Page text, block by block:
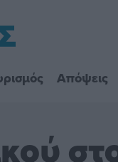
Απόψεις